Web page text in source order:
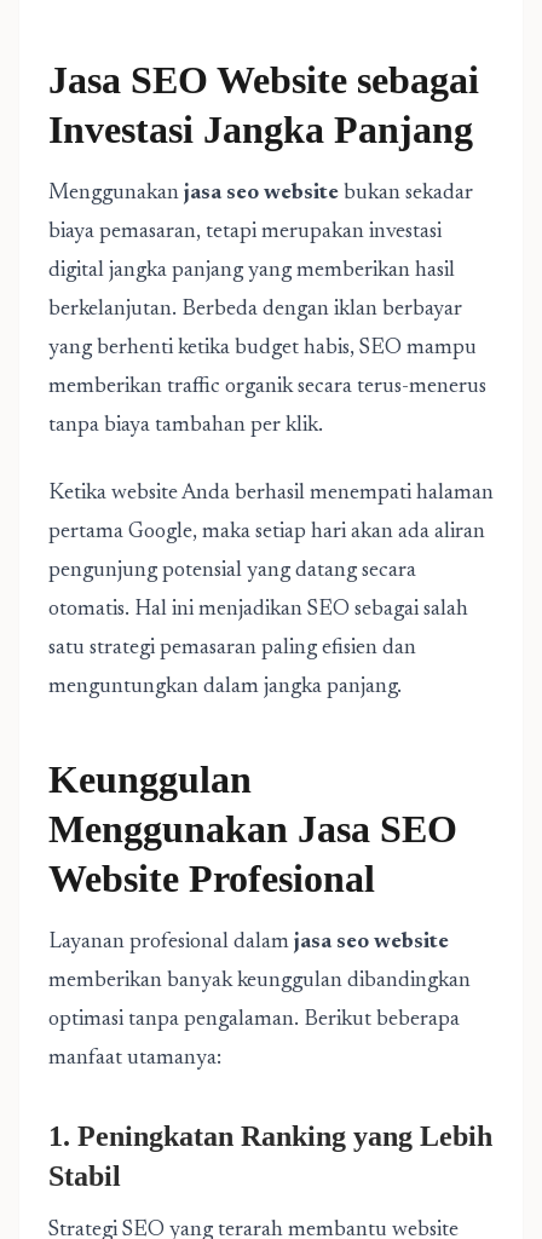
Jasa SEO Website sebagai
Investasi Jangka Panjang
Menggunakan jasa seo website bukan sekadar
biaya pemasaran, tetapi merupakan investasi
digital jangka panjang yang memberikan hasil
berkelanjutan. Berbeda dengan iklan berbayar
yang berhenti ketika budget habis, SEO mampu
memberikan traffic organik secara terus-menerus
tanpa biaya tambahan per klik.
Ketika website Anda berhasil menempati halaman
pertama Google, maka setiap hari akan ada aliran
pengunjung potensial yang datang secara
otomatis. Hal ini menjadikan SEO sebagai salah
satu strategi pemasaran paling efisien dan
menguntungkan dalam jangka panjang.
Keunggulan
Menggunakan Jasa SEO
Website Profesional
Layanan profesional dalam jasa seo website
memberikan banyak keunggulan dibandingkan
optimasi tanpa pengalaman. Berikut beberapa
manfaat utamanya:
1. Peningkatan Ranking yang Lebih
Stabil
Strategi SEO yang terarah membantu website